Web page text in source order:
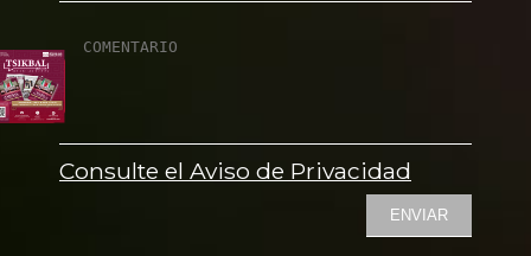
Consulte el Aviso de Privacidad